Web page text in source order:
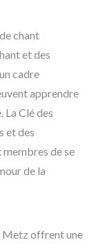
chant
et des
cadre
apprendre
Clé des
et des
membres de se
de la
Metz offrent une